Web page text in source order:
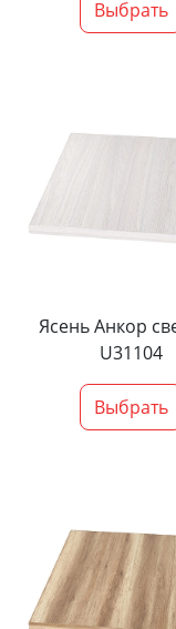
Выбрать
Ясень Анкор
U31104
Выбрать